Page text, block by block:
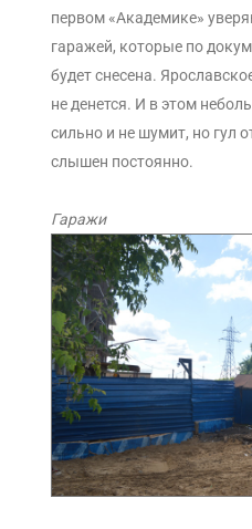
первом «Академике»
гаражей, которые по
будет снесена.
не денется. И в этом
сильно и не шумит, но гул
слышен постоянно.
Гаражи